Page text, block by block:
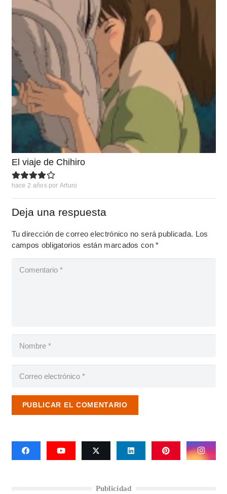
El viaje de Chihiro
hace 2 años por Arturo
Deja una respuesta
Tu dirección de correo electrónico no será publicada. Los
campos obligatorios están marcados con*
PUBLICAR EL COMENTARIO
Publicidad